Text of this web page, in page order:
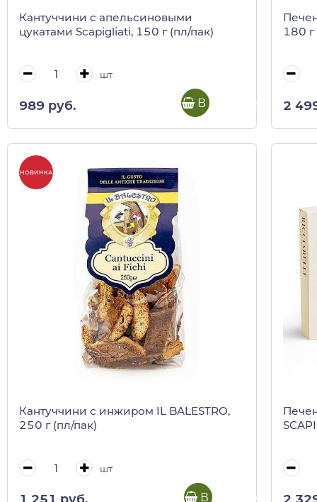
Кантуччини с апельсиновыми
цукатами Scapigliati, 150 г (пл/пак)
шт
989 руб. В корзину
180 г
2
НОВИНКА
Кантуччини с инжиром IL BALESTRO,
250 г (пл/пак)
шт
1 251 руб. В корзину 2